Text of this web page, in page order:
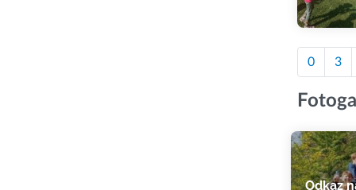
0 3
Odkaz